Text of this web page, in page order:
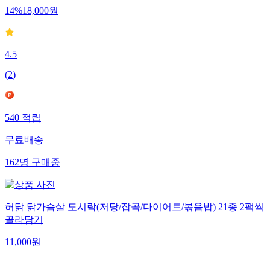
14%18,000원
4.5
(2)
540적립
무료배송
162명구매중
허닭 닭가슴살 도시락(저당/잡곡/다이어트/볶음밥) 21종 2팩씩
골라담기
11,000원